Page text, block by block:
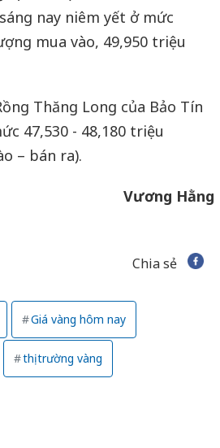
nay niêm yết ở mức
mua vào, 49,950 triệu
Thăng Long của Bảo Tín
47,530 - 48,180 triệu
– bán ra).
Vương Hằng
Chia sẻ
Giá vàng hôm nay
thị trường vàng